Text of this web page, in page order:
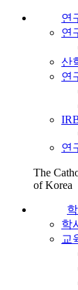
연
연
산
연
연
The
of Korea
학
교